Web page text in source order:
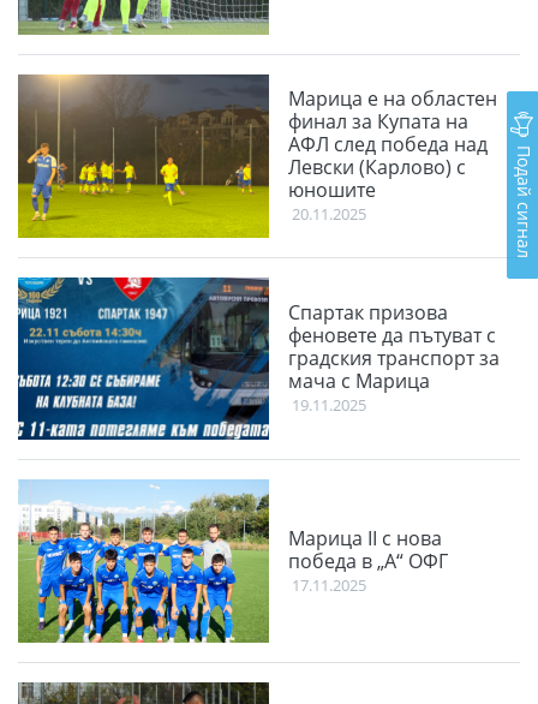
Марица е на областен
финал за Купата на
АФЛ след победа над
Левски (Карлово) с
юношите
20.11.2025
Спартак призова
феновете да пътуват с
градския транспорт за
мача с Марица
19.11.2025
Марица II с нова
победа в „А“ ОФГ
17.11.2025
Подай сигнал